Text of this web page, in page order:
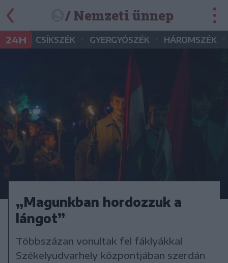
/ Nemzeti ünnep
24H CSÍKSZÉK • GYERGYÓSZÉK • HÁROMSZÉK •
„Magunkban hordozzuk a
lángot”
Többszázan vonultak fel fáklyákkal
Székelyudvarhely központjában szerdán